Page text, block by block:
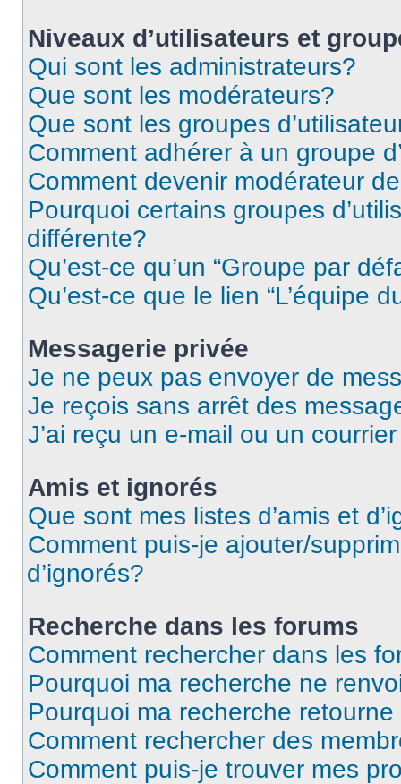
Niveaux d’utilisateurs et
Qui sont les administrateurs?
Que sont les modérateurs?
Que sont les groupes
Comment adhérer à un groupe
Comment devenir modérateur
Pourquoi certains groupes
différente?
Qu’est-ce qu’un “Groupe par
Qu’est-ce que le lien “L’équipe
Messagerie privée
Je ne peux pas envoyer de
Je reçois sans arrêt des
J’ai reçu un e-mail ou un
Amis et ignorés
Que sont mes listes d’amis et
Comment puis-je ajouter/
d’ignorés?
Recherche dans les forums
Comment rechercher dans les
Pourquoi ma recherche ne
Pourquoi ma recherche
Comment rechercher des
Comment puis-je trouver mes